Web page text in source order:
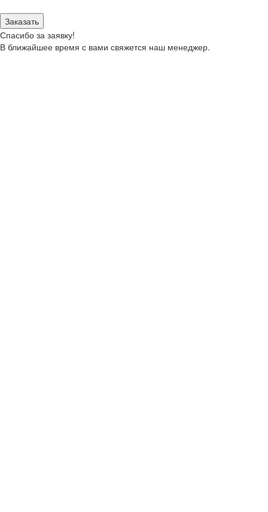
Заказать
Спасибо за заявку!
В ближайшее время с вами свяжется наш менеджер.